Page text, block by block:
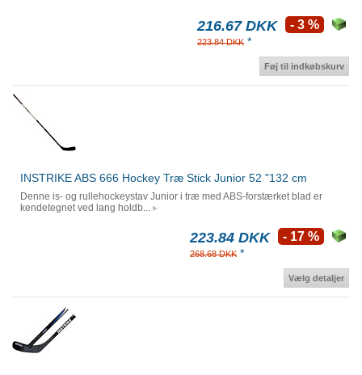
216.67 DKK
223.84 DKK *
- 3 %
Føj til indkøbskurv
INSTRIKE ABS 666 Hockey Træ Stick Junior 52 "132 cm
Denne is- og rullehockeystav Junior i træ med ABS-forstærket blad er
kendetegnet ved lang holdb...
223.84 DKK
268.68 DKK *
- 17 %
Vælg detaljer